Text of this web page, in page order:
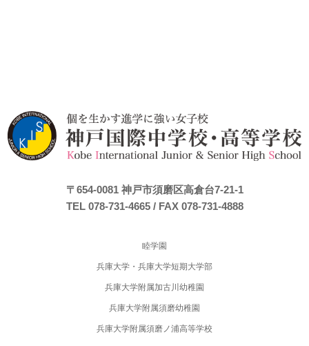
〒654-0081 神戸市須磨区高倉台7-21-1
TEL 078-731-4665/ FAX 078-731-4888
睦学園
兵庫大学・兵庫大学短期大学部
兵庫大学附属加古川幼稚園
兵庫大学附属須磨幼稚園
兵庫大学附属須磨ノ浦高等学校